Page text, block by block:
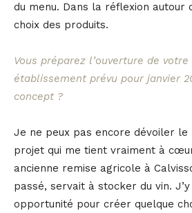
du menu. Dans la réflexion autour
choix des produits.
Vous préparez l’ouverture de votre
établissement prévu pour janvier
concept ?
Je ne peux pas encore dévoiler le
projet qui me tient vraiment à
ancienne remise agricole à
passé, servait à stocker du vin. J’y
opportunité pour créer quelque